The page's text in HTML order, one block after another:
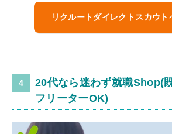
リクルートダイレクトスカウト
20代なら迷わず就職Shop(
フリーターOK)